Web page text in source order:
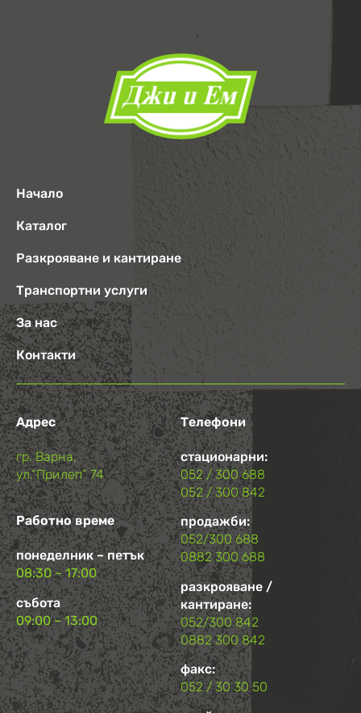
Начало
Каталог
Разкрояване и кантиране
Транспортни услуги
За нас
Контакти
Адрес
гр. Варна,
ул.“Прилеп“ 74
Работно време
понеделник – петък
08:30 – 17:00
събота
09:00 – 13:00
Телефони
стационарни:
052 / 300 688
052 / 300 842
продажби:
052/300 688
0882 300 688
разкрояване /
кантиране:
052/300 842
0882 300 842
факс:
052 / 30 30 50